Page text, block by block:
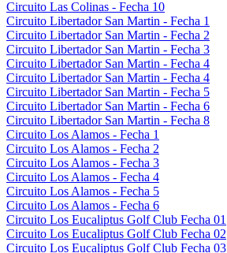
Circuito Las Colinas - Fecha 10
Circuito Libertador San Martin - Fecha 1
Circuito Libertador San Martin - Fecha 2
Circuito Libertador San Martin - Fecha 3
Circuito Libertador San Martin - Fecha 4
Circuito Libertador San Martin - Fecha 4
Circuito Libertador San Martin - Fecha 5
Circuito Libertador San Martin - Fecha 6
Circuito Libertador San Martin - Fecha 8
Circuito Los Alamos - Fecha 1
Circuito Los Alamos - Fecha 2
Circuito Los Alamos - Fecha 3
Circuito Los Alamos - Fecha 4
Circuito Los Alamos - Fecha 5
Circuito Los Alamos - Fecha 6
Circuito Los Eucaliptus Golf Club Fecha 01
Circuito Los Eucaliptus Golf Club Fecha 02
Circuito Los Eucaliptus Golf Club Fecha 03